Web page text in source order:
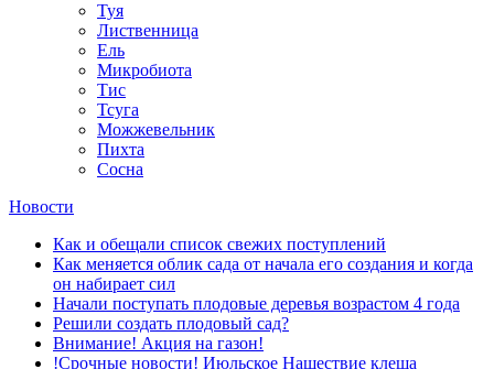
Туя
Лиственница
Ель
Микробиота
Тис
Тсуга
Можжевельник
Пихта
Сосна
Новости
Как и обещали список свежих поступлений
Как меняется облик сада от начала его создания и когда
он набирает сил
Начали поступать плодовые деревья возрастом 4 года
Решили создать плодовый сад?
Внимание! Акция на газон!
!Срочные новости! Июльское Нашествие клеща